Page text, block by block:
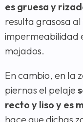
es gruesa y
resulta grasosa
impermeabilidad
mojados.
En cambio, en la
piernas el pelaje
recto y liso y es
hace que dichas